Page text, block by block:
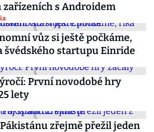
s Androidem
vůz si ještě počkáme,
švédského startupu Einride
První novodobé hry
lety
zřejmě přežil jeden